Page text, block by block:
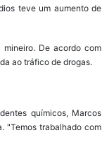
teve um aumento de
De acordo com
ao tráfico de drogas.
químicos, Marcos
"Temos trabalhado com